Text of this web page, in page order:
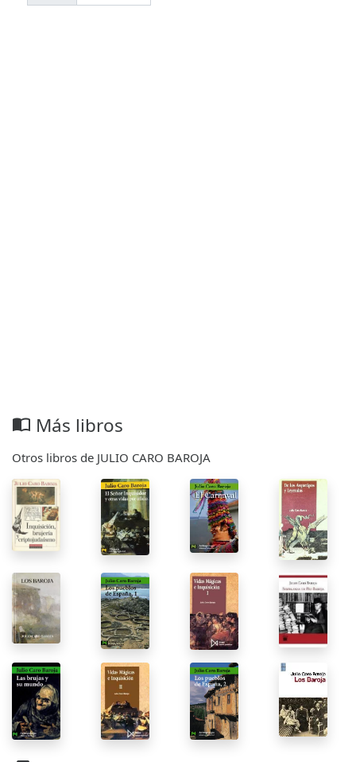
import_contacts Más libros
Otros libros de JULIO CARO BAROJA